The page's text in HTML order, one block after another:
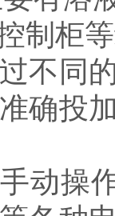
制柜
同的
确投
操作